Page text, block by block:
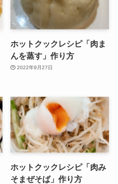
ホットクックレシピ「肉ま
んを蒸す」作り方
2022年9月27日
ホットクックレシピ「肉み
そまぜそば」作り方